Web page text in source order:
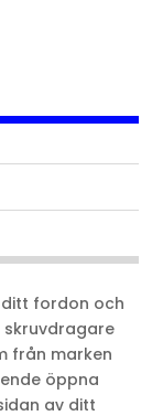
fordon och
skruvdragare
från marken
öppna
av ditt